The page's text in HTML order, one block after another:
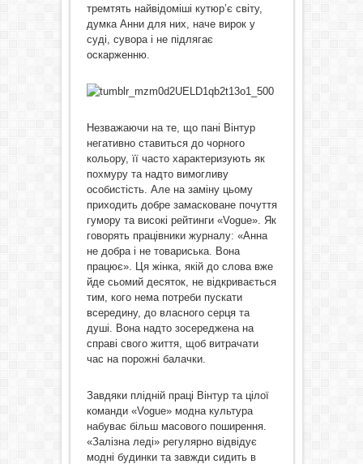
тремтять найвідоміші кутюр’є світу,
думка Анни для них, наче вирок у
суді, сувора і не підлягає
оскарженню.
Незважаючи на те, що пані Вінтур
негативно ставиться до чорного
кольору, її часто характеризують як
похмуру та надто вимогливу
особистість. Але на заміну цьому
приходить добре замасковане почуття
гумору та високі рейтинги «Voguе». Як
говорять працівники журналу: «Анна
не добра і не товариська. Вона
працює». Ця жінка, якій до слова вже
йде сьомий десяток, не відкривається
тим, кого нема потреби пускати
всередину, до власного серця та
душі. Вона надто зосереджена на
справі свого життя, щоб витрачати
час на порожні балачки.
Завдяки плідній праці Вінтур та цілої
команди «Voguе» модна культура
набуває більш масового поширення.
«Залізна леді» регулярно відвідує
модні будинки та завжди сидить в